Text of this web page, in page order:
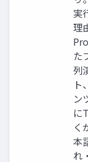
実
理
た
列
ト
ン
に
く
本
れ